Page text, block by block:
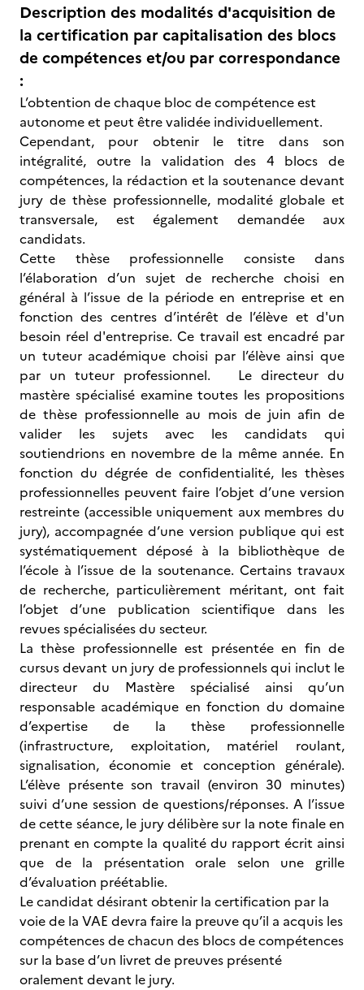
Description des modalités d'acquisition de
la certification par capitalisation des blocs
de compétences et/ou par correspondance
:
L’obtention de chaque bloc de compétence est
autonome et peut être validée individuellement.
Cependant, pour obtenir le titre dans son
intégralité, outre la validation des 4 blocs de
compétences, la rédaction et la soutenance devant
jury de thèse professionnelle, modalité globale et
transversale, est également demandée aux
candidats.
Cette thèse professionnelle consiste dans
l’élaboration d’un sujet de recherche choisi en
général à l’issue de la période en entreprise et en
fonction des centres d’intérêt de l’élève et d'un
besoin réel d'entreprise. Ce travail est encadré par
un tuteur académique choisi par l’élève ainsi que
par un tuteur professionnel. Le directeur du
mastère spécialisé examine toutes les propositions
de thèse professionnelle au mois de juin afin de
valider les sujets avec les candidats qui
soutiendrions en novembre de la même année. En
fonction du dégrée de confidentialité, les thèses
professionnelles peuvent faire l’objet d’une version
restreinte (accessible uniquement aux membres du
jury), accompagnée d’une version publique qui est
systématiquement déposé à la bibliothèque de
l’école à l’issue de la soutenance. Certains travaux
de recherche, particulièrement méritant, ont fait
l’objet d’une publication scientifique dans les
revues spécialisées du secteur.
La thèse professionnelle est présentée en fin de
cursus devant un jury de professionnels qui inclut le
directeur du Mastère spécialisé ainsi qu’un
responsable académique en fonction du domaine
d’expertise de la thèse professionnelle
(infrastructure, exploitation, matériel roulant,
signalisation, économie et conception générale).
L’élève présente son travail (environ 30 minutes)
suivi d’une session de questions/réponses. A l’issue
de cette séance, le jury délibère sur la note finale en
prenant en compte la qualité du rapport écrit ainsi
que de la présentation orale selon une grille
d’évaluation préétablie.
Le candidat désirant obtenir la certification par la
voie de la VAE devra faire la preuve qu’il a acquis les
compétences de chacun des blocs de compétences
sur la base d’un livret de preuves présenté
oralement devant le jury.